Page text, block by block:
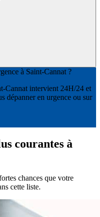
à Saint-Cannat ?
Cannat intervient 24H/24 et
dépanner en urgence ou sur
courantes à
chances que votre
cette liste.